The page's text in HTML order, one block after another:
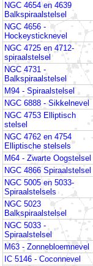
NGC 4654 en 4639
Balkspiraalstelsel
NGC 4656 -
Hockeysticknevel
NGC 4725 en 4712-
spiraalstelsel
NGC 4731 -
Balkspiraalstelsel
M94 - Spiraalstelsel
NGC 6888 - Sikkelnevel
NGC 4753 Elliptisch
stelsel
NGC 4762 en 4754
Elliptische stelsels
M64 - Zwarte Oogstelsel
NGC 4866 Spiraalstelsel
NGC 5005 en 5033-
Spiraalstelsels
NGC 5023
Balkspiraalstelsel
NGC 5033 -
Spiraalstelsel
M63 - Zonnebloemnevel
IC 5146 - Coconnevel